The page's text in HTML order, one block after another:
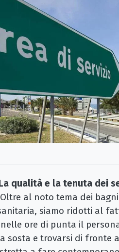
qualità e la tenuta dei
al noto tema dei
siamo ridotti al
ore di punta il
sosta e trovarsi di fronte